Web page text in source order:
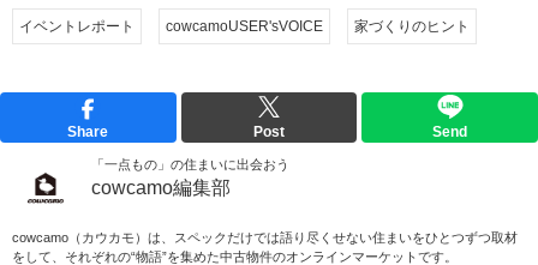
イベントレポート cowcamoUSER'sVOICE 家づくりのヒント
Share Post Send
「一点もの」の住まいに出会おう
cowcamo編集部
cowcamo（カウカモ）は、スペックだけでは語り尽くせない住まいをひとつずつ取材
をして、それぞれの“物語”を集めた中古物件のオンラインマーケットです。